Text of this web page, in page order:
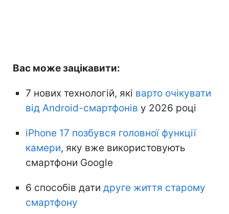
Вас може зацікавити:
7 нових технологій, які варто очікувати
від Android-смартфонів у 2026 році
iPhone 17 позбувся головної функції
камери, яку вже використовують
смартфони Google
6 способів дати друге життя старому
смартфону